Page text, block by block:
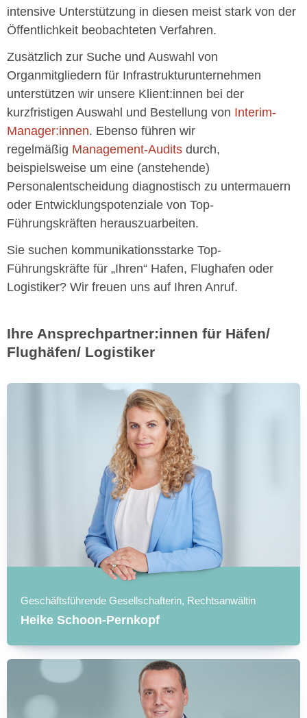
intensive Unterstützung in diesen meist stark von der
Öffentlichkeit beobachteten Verfahren.
Zusätzlich zur Suche und Auswahl von
Organmitgliedern für Infrastrukturunternehmen
unterstützen wir unsere Klient:innen bei der
kurzfristigen Auswahl und Bestellung von Interim-
Manager:innen. Ebenso führen wir
regelmäßig Management-Audits durch,
beispielsweise um eine (anstehende)
Personalentscheidung diagnostisch zu untermauern
oder Entwicklungspotenziale von Top-
Führungskräften herauszuarbeiten.
Sie suchen kommunikationsstarke Top-
Führungskräfte für „Ihren“ Hafen, Flughafen oder
Logistiker? Wir freuen uns auf Ihren Anruf.
Ihre Ansprechpartner:innen für Häfen/
Flughäfen/ Logistiker
Geschäftsführende Gesellschafterin, Rechtsanwältin
Heike Schoon-Pernkopf